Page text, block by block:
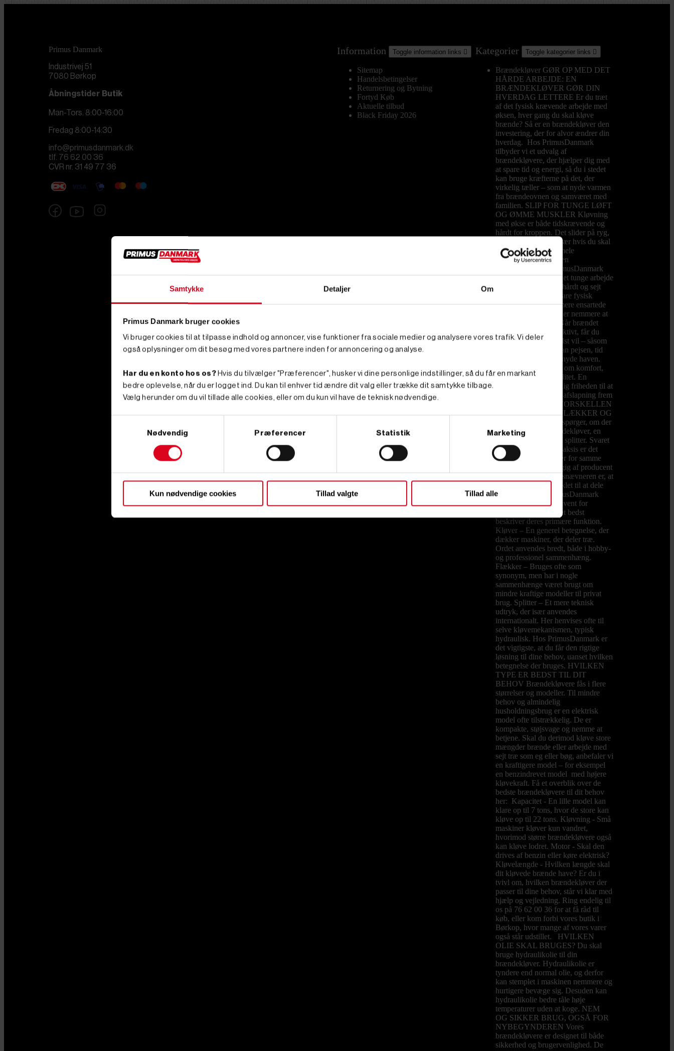
Samtykke Detaljer Om
Primus Danmark bruger cookies
Vi bruger cookies til at tilpasse indhold og annoncer, vise funktioner fra sociale medier og analysere vores trafik. Vi deler
også oplysninger om dit besøg med vores partnere inden for annoncering og analyse.
Har du en konto hos os? Hvis du tilvælger "Præferencer", husker vi dine personlige indstillinger, så du får en markant
bedre oplevelse, når du er logget ind. Du kan til enhver tid ændre dit valg eller trække dit samtykke tilbage.
Vælg herunder om du vil tillade alle cookies, eller om du kun vil have de teknisk nødvendige.
Nødvendig Præferencer Statistik Marketing
Kun nødvendige cookies Tillad valgte Tillad alle
Primus Danmark
Industrivej 51
7080 Børkop
Åbningstider Butik
Man-Tors. 8:00-16:00
Fredag 8:00-14:30
info@primusdanmark.dk
tlf. 76 62 00 36
CVR nr. 31 49 77 36
Information Toggle information links 
Sitemap
Handelsbetingelser
Returnering og Bytning
Fortyd Køb
Aktuelle tilbud
Black Friday 2026
Kategorier Toggle kategorier links 
Brændekløver GØR OP MED DET
HÅRDE ARBEJDE: EN
BRÆNDEKLØVER GØR DIN
HVERDAG LETTERE Er du træt
af det fysisk krævende arbejde med
øksen, hver gang du skal kløve
brænde? Så er en brændekløver den
investering, der for alvor ændrer din
hverdag. Hos PrimusDanmark
tilbyder vi et udvalg af
brændekløvere, der hjælper dig med
at spare tid og energi, så du i stedet
kan bruge kræfterne på det, der
virkelig tæller – som at nyde varmen
fra brændeovnen og samværet med
familien. SLIP FOR TUNGE LØFT
OG ØMME MUSKLER Kløvning
med økse er både tidskrævende og
hårdt for kroppen. Det slider på ryg,
skuldre og hænder, især hvis du skal
forberede brænde til hele
vintersæsonen. Med en
brændekløver fra PrimusDanmark
overtager maskinen det tunge arbejde
og kløver nemt både hårdt og sejt
træ. Du sparer ikke bare fysisk
kræfter, du får også mere ensartede
stykker brænde, som er nemmere at
stable og opbevare. Når brændet
kløves hurtigt og effektivt, får du
mere tid til det, du helst vil – såsom
hyggelige aftener foran pejsen, tid
med børnene eller at nyde haven.
Det handler ikke kun om komfort,
men også om livskvalitet. En
brændekløver giver dig friheden til at
bruge weekenden på afslapning frem
for slid. HVAD ER FORSKELLEN
PÅ EN KLØVER, FLÆKKER OG
SPLITTER? Mange spørger, om der
er forskel på en brændekløver, en
brændeflækker og en splitter. Svaret
er både ja og nej. I praksis er det
forskellige betegnelser for samme
type maskine, afhængig af producent
og brugssprog. Fællesnævneren er, at
alle maskiner er udviklet til at dele
træstykker. Hos PrimusDanmark
kalder vi dem konsekvent for
brændekløvere, da det bedst
beskriver deres primære funktion.
Kløver – En generel betegnelse, der
dækker maskiner, der deler træ.
Ordet anvendes bredt, både i hobby-
og professionel sammenhæng.
Flækker – Bruges ofte som
synonym, men har i nogle
sammenhænge været brugt om
mindre kraftige modeller til privat
brug. Splitter – Et mere teknisk
udtryk, der især anvendes
internationalt. Her henvises ofte til
selve kløvemekanismen, typisk
hydraulisk. Hos PrimusDanmark er
det vigtigste, at du får den rigtige
løsning til dine behov, uanset hvilken
betegnelse der bruges. HVILKEN
TYPE ER BEDST TIL DIT
BEHOV Brændekløvere fås i flere
størrelser og modeller. Til mindre
behov og almindelig
husholdningsbrug er en elektrisk
model ofte tilstrækkelig. De er
kompakte, støjsvage og nemme at
betjene. Skal du derimod kløve store
mængder brænde eller arbejde med
sejt træ som eg eller bøg, anbefaler vi
en kraftigere model – for eksempel
en benzindrevet model med højere
kløvekraft. Få et overblik over de
bedste brændekløvere til dit behov
her: Kapacitet - En lille model kan
klare op til 7 tons, hvor de store kan
kløve op til 22 tons. Kløvning - Små
maskiner kløver kun vandret,
hvorimod større brændekløvere også
kan kløve lodret. Motor - Skal den
drives af benzin eller køre elektrisk?
Kløvelængde - Hvilken længde skal
dit kløvede brænde have? Er du i
tvivl om, hvilken brændekløver der
passer til dine behov, står vi klar med
hjælp og vejledning. Ring endelig til
os på 76 62 00 36 for at få råd til
køb, eller kom forbi vores butik i
Børkop, hvor mange af vores varer
også står udstillet. HVILKEN
OLIE SKAL BRUGES? Du skal
bruge hydraulikolie til din
brændekløver. Hydraulikolie er
tyndere end normal olie, og derfor
kan stemplet i maskinen nemmere og
hurtigere bevæge sig. Desuden kan
hydraulikolie bedre tåle høje
temperaturer uden at koge. NEM
OG SIKKER BRUG, OGSÅ FOR
NYBEGYNDEREN Vores
brændekløvere er designet til både
sikkerhed og brugervenlighed. De